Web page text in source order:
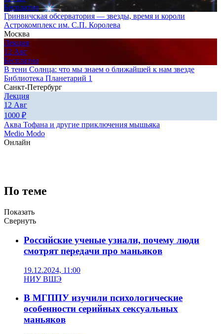
Бесплатно
Гринвичская обсерватория — звезды, время и короли
Астрокомплекс им. С.П. Королева
Москва
Лекция
12 Авг
Бесплатно
В тени Солнца: что мы знаем о ближайшей к нам звезде
Библиотека Планетарий 1
Санкт-Петербург
Лекция
12 Авг
1000 ₽
Аква Тофана и другие приключения мышьяка
Medio Modo
Онлайн
По теме
Показать
Свернуть
Российские ученые узнали, почему люди
смотрят передачи про маньяков
19.12.2024, 11:00
НИУ ВШЭ
В МГППУ изучили психологические
особенности серийных сексуальных
маньяков